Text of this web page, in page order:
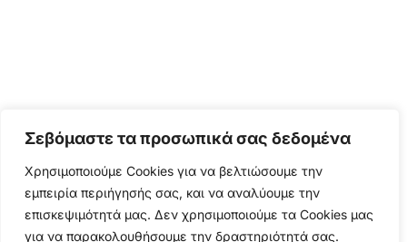
Σεβόμαστε τα προσωπικά σας δεδομένα
Χρησιμοποιούμε Cookies για να βελτιώσουμε την
εμπειρία περιήγησής σας, και να αναλύουμε την
επισκεψιμότητά μας. Δεν χρησιμοποιούμε τα Cookies μας
για να παρακολουθήσουμε την δραστηριότητά σας.